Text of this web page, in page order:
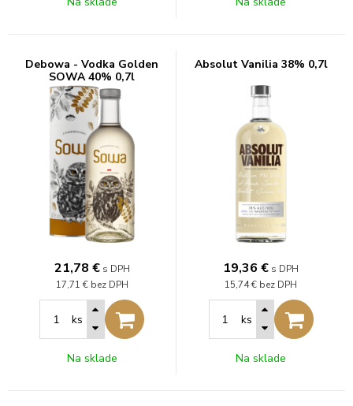
Debowa - Vodka Golden
SOWA 40% 0,7l
21,78 € s DPH
17,71 € bez DPH
ks
Na sklade
Absolut Vanilia 38% 0,7l
19,36 € s DPH
15,74 € bez DPH
ks
Na sklade